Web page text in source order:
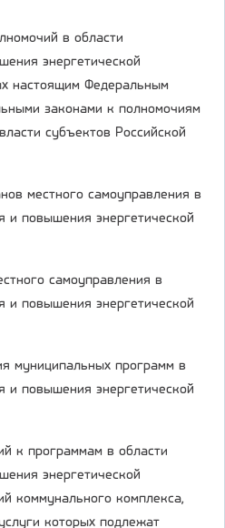
в области
энергетической
настоящим Федеральным
законами к полномочиям
субъектов Российской
местного самоуправления в
и повышения энергетической
самоуправления в
и повышения энергетической
муниципальных программ в
и повышения энергетической
к программам в области
энергетической
коммунального комплекса,
которых подлежат